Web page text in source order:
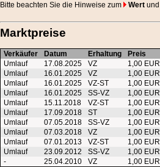
Bitte beachten Sie die Hinweise zum Wert
Marktpreise
Verkäufer Datum Erhaltung
Preis
Umlauf
17.08.2025 VZ
1,00 EUR
Umlauf
16.01.2025 VZ
1,00 EUR
Umlauf
16.01.2025 VZ-ST
1,00 EUR
Umlauf
16.01.2025 SS-VZ
1,00 EUR
Umlauf
15.11.2018 VZ-ST
1,00 EUR
Umlauf
17.09.2018 ST
1,00 EUR
Umlauf
07.05.2018 SS-VZ
1,00 EUR
Umlauf
07.03.2018 VZ
1,00 EUR
Umlauf
07.01.2013 VZ-ST
1,00 EUR
Umlauf
23.09.2012 SS-VZ
1,00 EUR
-
25.04.2010 VZ 1,00 EUR